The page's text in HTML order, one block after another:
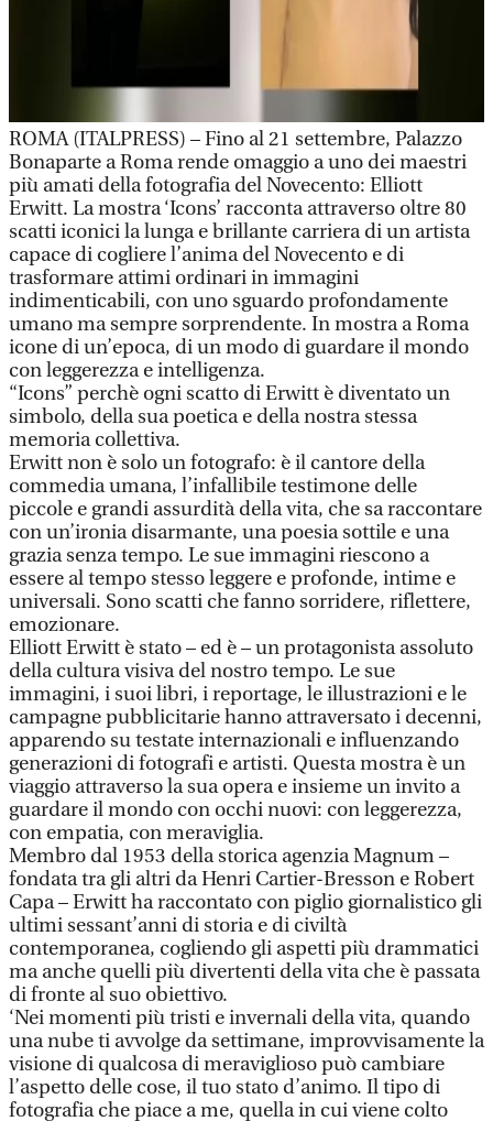
ROMA (ITALPRESS) – Fino al 21 settembre, Palazzo
Bonaparte a Roma rende omaggio a uno dei maestri
più amati della fotografia del Novecento: Elliott
Erwitt. La mostra ‘Icons’ racconta attraverso oltre 80
scatti iconici la lunga e brillante carriera di un artista
capace di cogliere l’anima del Novecento e di
trasformare attimi ordinari in immagini
indimenticabili, con uno sguardo profondamente
umano ma sempre sorprendente. In mostra a Roma
icone di un’epoca, di un modo di guardare il mondo
con leggerezza e intelligenza.
“Icons” perchè ogni scatto di Erwitt è diventato un
simbolo, della sua poetica e della nostra stessa
memoria collettiva.
Erwitt non è solo un fotografo: è il cantore della
commedia umana, l’infallibile testimone delle
piccole e grandi assurdità della vita, che sa raccontare
con un’ironia disarmante, una poesia sottile e una
grazia senza tempo. Le sue immagini riescono a
essere al tempo stesso leggere e profonde, intime e
universali. Sono scatti che fanno sorridere, riflettere,
emozionare.
Elliott Erwitt è stato – ed è – un protagonista assoluto
della cultura visiva del nostro tempo. Le sue
immagini, i suoi libri, i reportage, le illustrazioni e le
campagne pubblicitarie hanno attraversato i decenni,
apparendo su testate internazionali e influenzando
generazioni di fotografi e artisti. Questa mostra è un
viaggio attraverso la sua opera e insieme un invito a
guardare il mondo con occhi nuovi: con leggerezza,
con empatia, con meraviglia.
Membro dal 1953 della storica agenzia Magnum –
fondata tra gli altri da Henri Cartier-Bresson e Robert
Capa – Erwitt ha raccontato con piglio giornalistico gli
ultimi sessant’anni di storia e di civiltà
contemporanea, cogliendo gli aspetti più drammatici
ma anche quelli più divertenti della vita che è passata
di fronte al suo obiettivo.
‘Nei momenti più tristi e invernali della vita, quando
una nube ti avvolge da settimane, improvvisamente la
visione di qualcosa di meraviglioso può cambiare
l’aspetto delle cose, il tuo stato d’animo. Il tipo di
fotografia che piace a me, quella in cui viene colto